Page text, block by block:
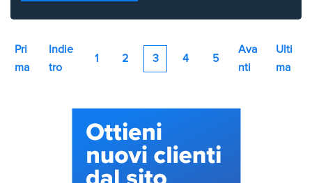
Pri
ma
Indie
tro
1 2 3 4 5
Ava
nti
Ulti
ma